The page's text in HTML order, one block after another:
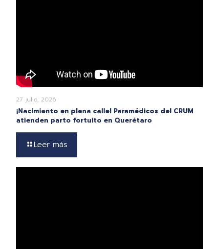
27 julio, 2026
¡Nacimiento en plena calle! Paramédicos del CRUM
atienden parto fortuito en Querétaro
Leer más